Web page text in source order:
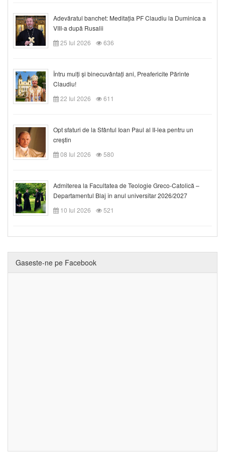
Adevăratul banchet: Meditația PF Claudiu la Duminica a
VIII-a după Rusalii
25 Iul 2026
636
Întru mulți și binecuvântați ani, Preafericite Părinte
Claudiu!
22 Iul 2026
611
Opt sfaturi de la Sfântul Ioan Paul al II-lea pentru un
creștin
08 Iul 2026
580
Admiterea la Facultatea de Teologie Greco-Catolică –
Departamentul Blaj în anul universitar 2026/2027
10 Iul 2026
521
Gaseste-ne pe Facebook